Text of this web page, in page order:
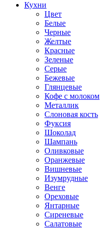
Кухни
Цвет
Белые
Черные
Желтые
Красные
Зеленые
Серые
Бежевые
Глянцевые
Кофе с молоком
Металлик
Слоновая кость
Фуксия
Шоколад
Шампань
Оливковые
Оранжевые
Вишневые
Изумрудные
Венге
Ореховые
Янтарные
Сиреневые
Салатовые